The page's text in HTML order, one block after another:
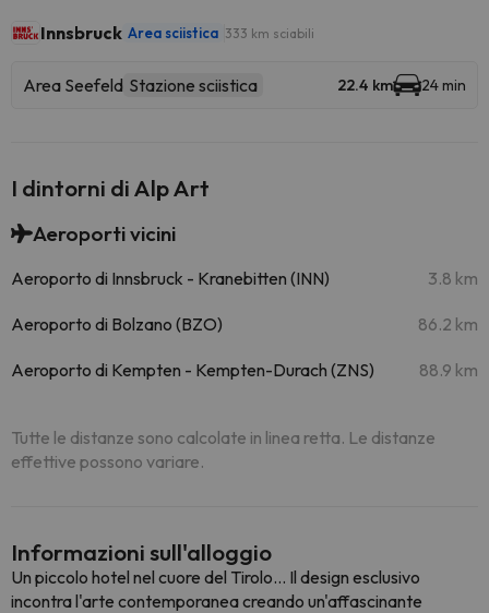
Innsbruck Area sciistica 333 km sciabili
Area Seefeld Stazione sciistica 22.4 km 24 min
I dintorni di Alp Art
Aeroporti vicini
Aeroporto di Innsbruck - Kranebitten (INN) 3.8 km
Aeroporto di Bolzano (BZO) 86.2 km
Aeroporto di Kempten - Kempten-Durach (ZNS) 88.9 km
Tutte le distanze sono calcolate in linea retta. Le distanze
effettive possono variare.
Informazioni sull'alloggio
Un piccolo hotel nel cuore del Tirolo... Il design esclusivo
incontra l'arte contemporanea creando un'affascinante